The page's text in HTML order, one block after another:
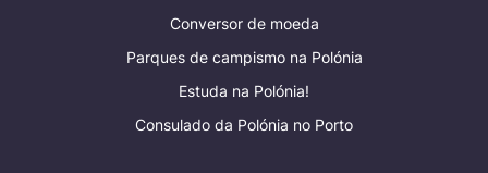
Conversor de moeda
Parques de campismo na Polónia
Estuda na Polónia!
Consulado da Polónia no Porto